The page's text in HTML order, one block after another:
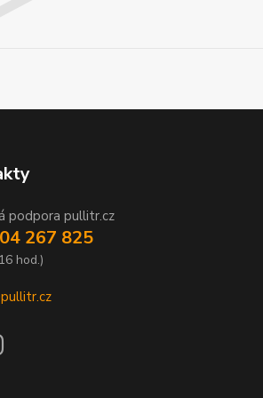
podpora pullitr.cz
267 825
hod.)